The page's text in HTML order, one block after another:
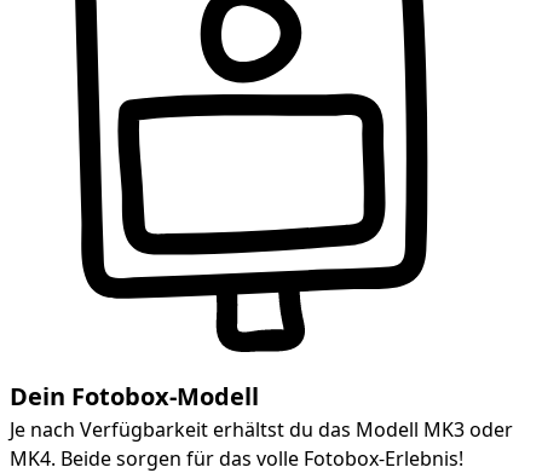
Dein Fotobox-Modell
Je nach Verfügbarkeit erhältst du das Modell MK3 oder
MK4. Beide sorgen für das volle Fotobox-Erlebnis!